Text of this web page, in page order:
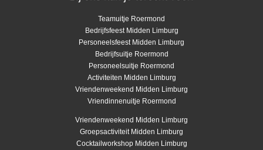
Teamuitje Roermond
Bedrijfsfeest Midden Limburg
Personeelsfeest Midden Limburg
Bedrijfsuitje Roermond
Personeelsuitje Roermond
Activiteiten Midden Limburg
Vriendenweekend Midden Limburg
Vriendinnenuitje Roermond
Vriendenweekend Midden Limburg
Groepsactiviteit Midden Limburg
Cocktailworkshop Midden Limburg